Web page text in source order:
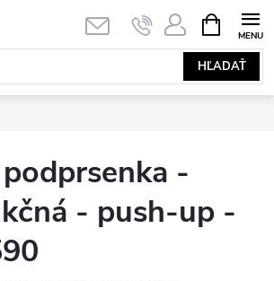
HĽADAŤ
KOŠÍK
-
- push-up -